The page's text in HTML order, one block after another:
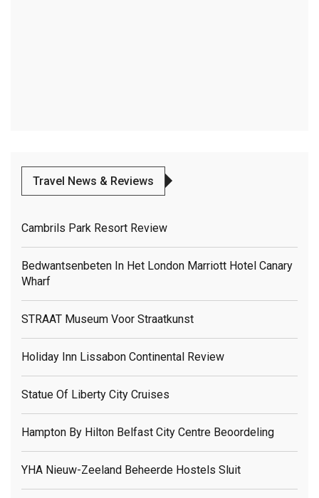
Travel News & Reviews
Cambrils Park Resort Review
Bedwantsenbeten In Het London Marriott Hotel Canary
Wharf
STRAAT Museum Voor Straatkunst
Holiday Inn Lissabon Continental Review
Statue Of Liberty City Cruises
Hampton By Hilton Belfast City Centre Beoordeling
YHA Nieuw-Zeeland Beheerde Hostels Sluit